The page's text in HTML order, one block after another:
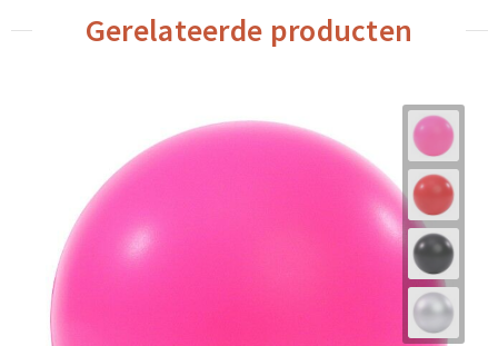
Gerelateerde producten